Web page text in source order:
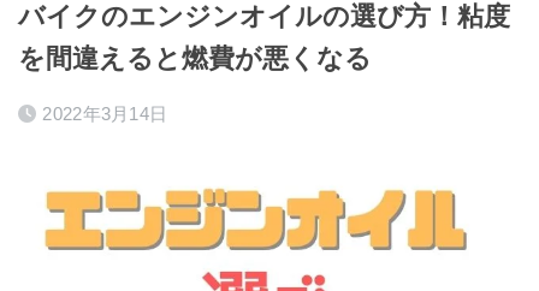
バイクのエンジンオイルの選び方！粘度
を間違えると燃費が悪くなる
2022年3月14日